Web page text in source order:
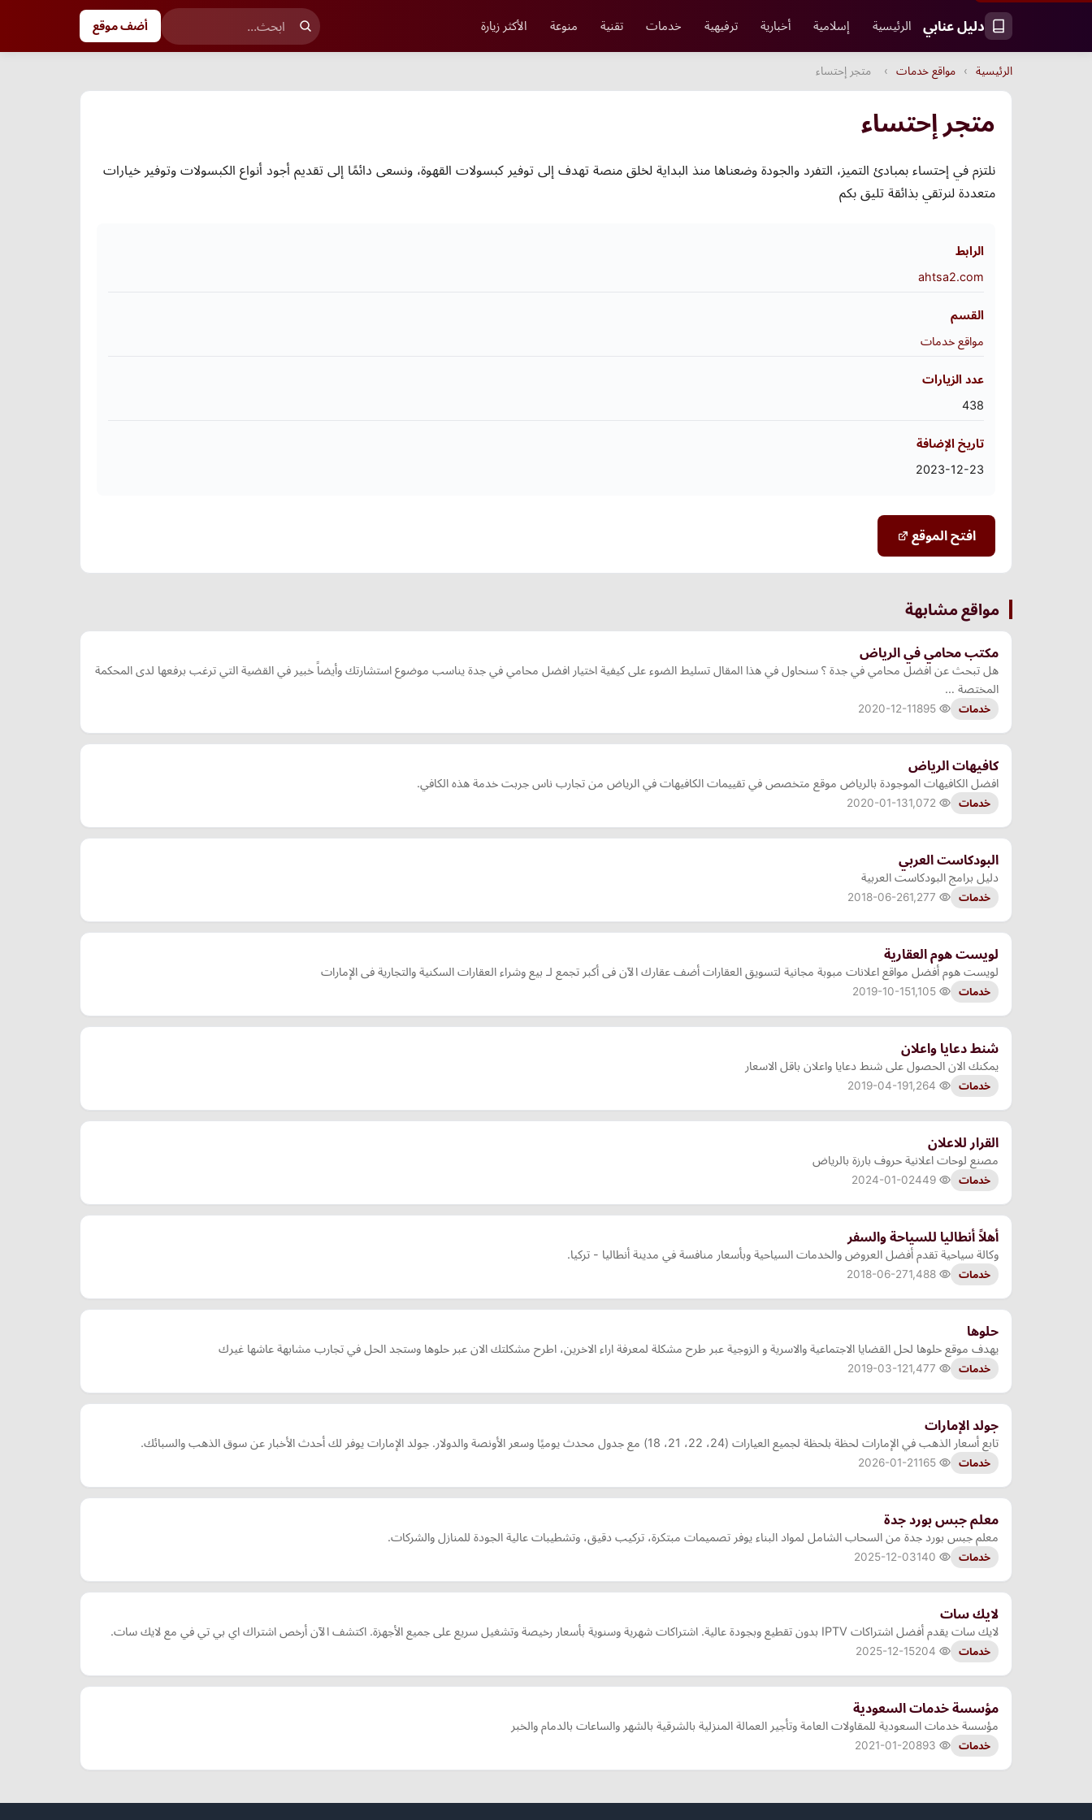
دليل عنابي الرئيسية إسلامية أخبارية ترفيهية خدمات تقنية منوعة الأكثر زيارة أضف موقع
الرئيسية › مواقع خدمات › متجر إحتساء
متجر إحتساء
نلتزم في إحتساء بمبادئ التميز، التفرد والجودة وضعناها منذ البداية لخلق منصة تهدف إلى توفير كبسولات القهوة، ونسعى دائمًا إلى تقديم أجود أنواع الكبسولات وتوفير خيارات
متعددة لنرتقي بذائقة تليق بكم
الرابط
ahtsa2.com
القسم
مواقع خدمات
عدد الزيارات
438
تاريخ الإضافة
2023-12-23
افتح الموقع
مواقع مشابهة
مكتب محامي في الرياض
هل تبحث عن افضل محامي في جدة ؟ سنحاول في هذا المقال تسليط الضوء على كيفية اختيار افضل محامي في جدة يناسب موضوع استشارتك وأيضاً خبير في القضية التي ترغب برفعها لدى المحكمة
المختصة …
خدمات 2020-12-11
كافيهات الرياض
افضل الكافيهات الموجودة بالرياض موقع متخصص في تقييمات الكافيهات في الرياض من تجارب ناس جربت خدمة هذه الكافي.
خدمات 2020-01-13
البودكاست العربي
دليل برامج البودكاست العربية
خدمات 2018-06-26
لويست هوم العقارية
لويست هوم أفضل مواقع اعلانات مبوبة مجانية لتسويق العقارات أضف عقارك الآن فى أكبر تجمع لـ بيع وشراء العقارات السكنية والتجارية فى الإمارات
خدمات 2019-10-15
شنط دعايا واعلان
يمكنك الان الحصول على شنط دعايا واعلان باقل الاسعار
خدمات 2019-04-19
القرار للاعلان
مصنع لوحات اعلانية حروف بارزة بالرياض
خدمات 2024-01-02
أهلاً أنطاليا للسياحة والسفر
وكالة سياحية تقدم أفضل العروض والخدمات السياحية وبأسعار منافسة في مدينة أنطاليا - تركيا.
خدمات 2018-06-27
حلوها
يهدف موقع حلوها لحل القضايا الاجتماعية والاسرية و الزوجية عبر طرح مشكلة لمعرفة اراء الاخرين، اطرح مشكلتك الان عبر حلوها وستجد الحل في تجارب مشابهة عاشها غيرك
خدمات 2019-03-12
جولد الإمارات
تابع أسعار الذهب في الإمارات لحظة بلحظة لجميع العيارات (24، 22، 21، 18) مع جدول محدث يوميًا وسعر الأونصة والدولار. جولد الإمارات يوفر لك أحدث الأخبار عن سوق الذهب والسبائك.
خدمات 2026-01-21
معلم جبس بورد جدة
معلم جبس بورد جدة من السحاب الشامل لمواد البناء يوفر تصميمات مبتكرة، تركيب دقيق، وتشطيبات عالية الجودة للمنازل والشركات.
خدمات 2025-12-03
لايك سات
لايك سات يقدم أفضل اشتراكات IPTV بدون تقطيع وبجودة عالية. اشتراكات شهرية وسنوية بأسعار رخيصة وتشغيل سريع على جميع الأجهزة. اكتشف الآن أرخص اشتراك اي بي تي في مع لايك سات.
خدمات 2025-12-15
مؤسسة خدمات السعودية
مؤسسة خدمات السعودية للمقاولات العامة وتأجير العمالة المنزلية بالشرقية بالشهر والساعات بالدمام والخبر
خدمات 2021-01-20